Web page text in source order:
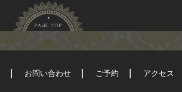
お問い合わせ ご予約 アクセス